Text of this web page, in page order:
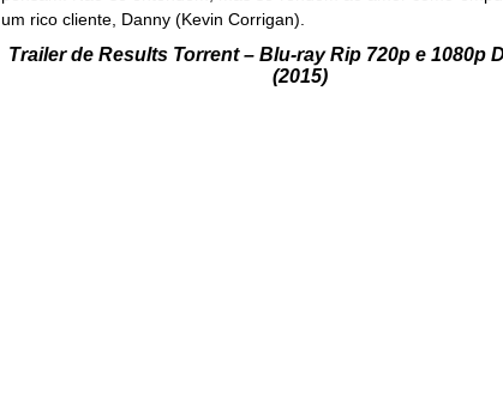
um rico cliente, Danny (Kevin Corrigan).
Trailer de Results Torrent – Blu-ray Rip 720p e 1080p
(2015)